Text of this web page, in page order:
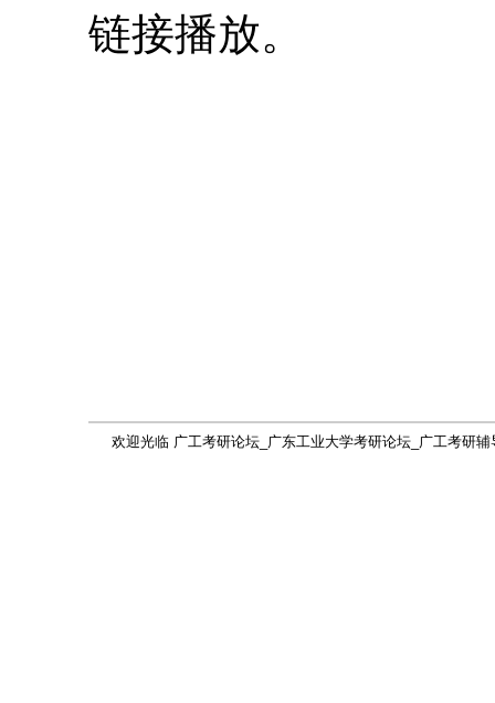
链接播放。
欢迎光临 广工考研论坛_广东工业大学考研论坛_广工考研